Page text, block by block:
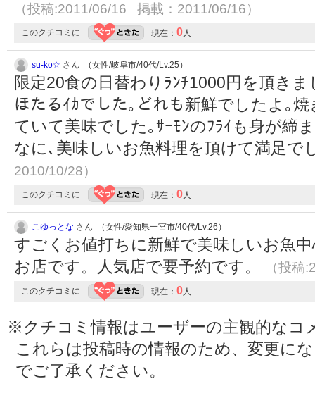
（投稿:2011/06/16 掲載：2011/06/16）
このクチコミに 現在： 0人
su-ko☆ さん （女性/岐阜市/40代/Lv.25）
限定20食の日替わりﾗﾝﾁ1000円を頂きま
ほたるｲｶでした｡どれも新鮮でしたよ｡
ていて美味でした｡ｻｰﾓﾝのﾌﾗｲも身が締
なに､美味しいお魚料理を頂けて満足で
2010/10/28）
このクチコミに 現在： 0人
こゆっとな さん （女性/愛知県一宮市/40代/Lv.26）
すごくお値打ちに新鮮で美味しいお魚
お店です。人気店で要予約です。
（投
このクチコミに 現在： 0人
※クチコミ情報はユーザーの主観的なコ
これらは投稿時の情報のため、変更に
でご了承ください。